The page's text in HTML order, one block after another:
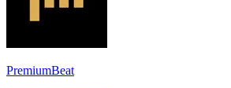
PremiumBeat